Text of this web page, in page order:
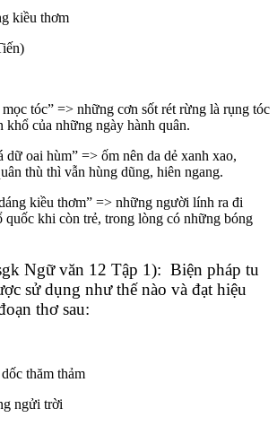
kiều thơm
tóc” => những cơn sốt rét rừng là rụng tóc
khổ của những ngày hành quân.
dữ oai hùm” => ốm nên da dẻ xanh xao,
thù thì vẫn hùng dũng, hiên ngang.
kiều thơm” => những người lính ra đi
quốc khi còn trẻ, trong lòng có những bóng
Ngữ văn 12 Tập 1): Biện pháp tu
sử dụng như thế nào và đạt hiệu
thơ sau:
thăm thảm
ngửi trời